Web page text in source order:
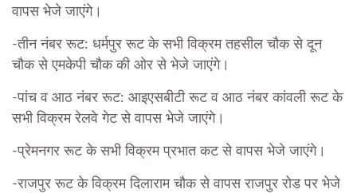
वापस भेजे जाएंगे।
-तीन नंबर रूट: धर्मपुर रूट के सभी विक्रम तहसील चौक से दून
चौक से एमकेपी चौक की ओर से भेजे जाएंगे।
-पांच व आठ नंबर रूट: आइएसबीटी रूट व आठ नंबर कांवली रूट के
सभी विक्रम रेलवे गेट से वापस भेजे जाएंगे।
-प्रेमनगर रूट के सभी विक्रम प्रभात कट से वापस भेजे जाएंगे।
-राजपुर रूट के विक्रम दिलाराम चौक से वापस राजपुर रोड पर भेजे